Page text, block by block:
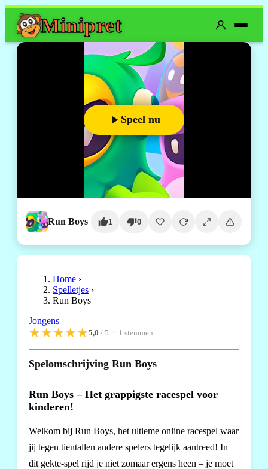
Minipret
Speel nu
Run Boys 1 0
Home ›
Spelletjes ›
Run Boys
Jongens
★★★★★5,0 / 5 · 1 stemmen
Spelomschrijving Run Boys
Run Boys – Het grappigste racespel voor
kinderen!
Welkom bij Run Boys, het ultieme online racespel waar
jij tegen tientallen andere spelers tegelijk aantreed! In
dit gekte-spel rijd je niet zomaar ergens heen – je moet